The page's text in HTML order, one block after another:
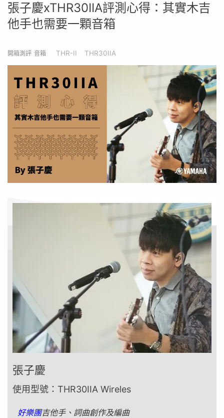
張子慶xTHR30IIA評測心得：其實木吉
他手也需要⼀顆音箱​
開箱測評 音箱 THR-II THR30IIA
張子慶
使用型號：THR30IIA Wireles
好樂團吉他手、詞曲創作及編曲